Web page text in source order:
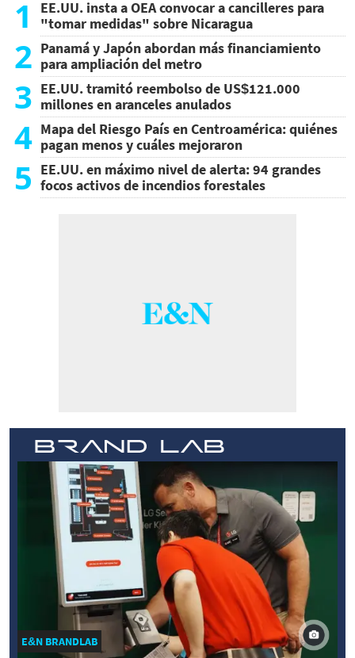
1
EE.UU. insta a OEA convocar a cancilleres para
"tomar medidas" sobre Nicaragua
2 Panamá y Japón abordan más financiamiento
para ampliación del metro
3 EE.UU. tramitó reembolso de US$121.000
millones en aranceles anulados
4 Mapa del Riesgo País en Centroamérica: quiénes
pagan menos y cuáles mejoraron
5 EE.UU. en máximo nivel de alerta: 94 grandes
focos activos de incendios forestales
E&N BRANDLAB